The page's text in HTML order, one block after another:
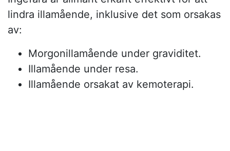
lindra illamående, inklusive det som orsakas
av:
Morgonillamående under graviditet.
Illamående under resa.
Illamående orsakat av kemoterapi.